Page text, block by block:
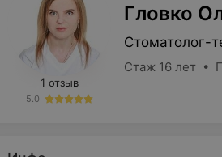
1 отзыв
5.0
Гловко
Стоматолог-
Стаж 16 лет •